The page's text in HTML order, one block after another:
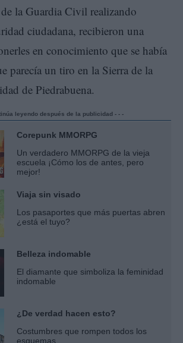
la Guardia Civil realizando
ciudadana, recibieron una
en conocimiento que se había
parecía un tiro en la Sierra de la
de Piedrabuena.
leyendo después de la publicidad - - -
Corepunk MMORPG
Un verdadero MMORPG de la vieja
escuela ¡Cómo los de antes, pero
mejor!
Viaja sin visado
Los pasaportes que más puertas abren
¿está el tuyo?
Belleza indomable
El diamante que simboliza la feminidad
indomable
¿De verdad hacen esto?
Costumbres que rompen todos los
esquemas